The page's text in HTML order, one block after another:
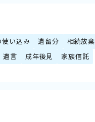
使い込み 遺留分 相続放棄
遺言 成年後見 家族信託